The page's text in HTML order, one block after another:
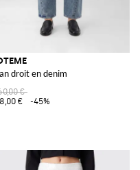
droit en denim
€
€
-45%